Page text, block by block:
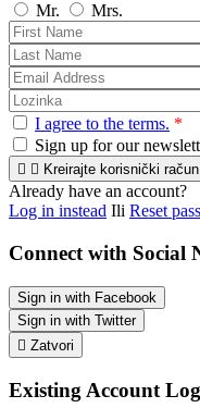
Mr. Mrs.
I agree to the terms. *
Sign up for our
  Kreirajte korisnički račun
Already have an account?
Log in instead Ili Reset
Connect with Social
Sign in with Facebook
Sign in with Twitter
 Zatvori
Existing Account